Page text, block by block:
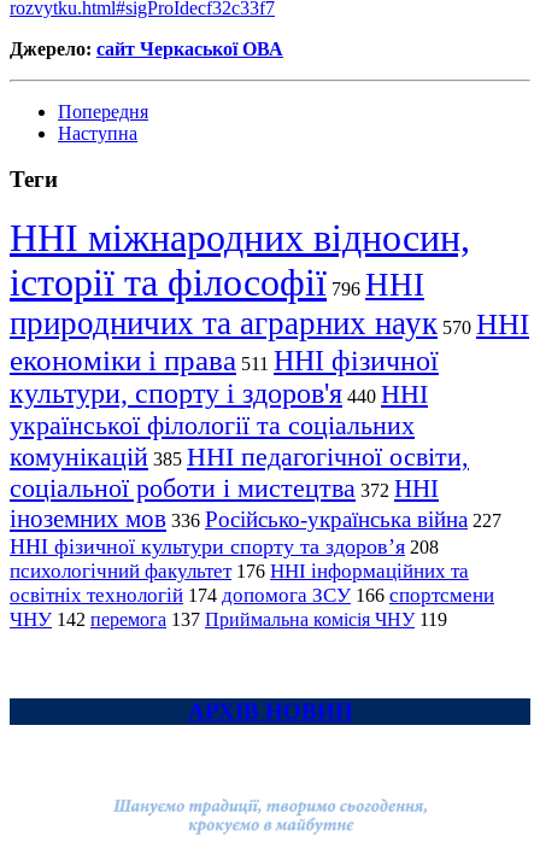
rozvytku.html#sigProIdecf32c33f7
Джерело: сайт Черкаської ОВА
Попередня
Наступна
Теги
ННІ міжнародних відносин,
історії та філософії 796 ННІ
природничих та аграрних наук 570 ННІ
економіки і права 511 ННІ фізичної
культури, спорту і здоров'я 440 ННІ
української філології та соціальних
комунікацій 385 ННІ педагогічної освіти,
соціальної роботи і мистецтва 372 ННІ
іноземних мов 336 Російсько-українська війна 227
ННІ фізичної культури спорту та здоров’я 208
психологічний факультет 176 ННІ інформаційних та
освітніх технологій 174 допомога ЗСУ 166 спортсмени
ЧНУ 142 перемога 137 Приймальна комісія ЧНУ 119
АРХІВ НОВИН